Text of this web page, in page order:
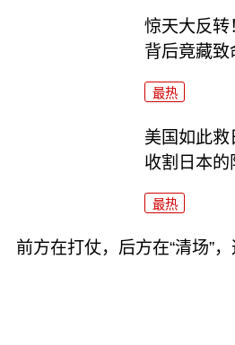
惊天大反转
背后竟藏致
最热
美国如此救
收割日本的
最热
前方在打仗，后方在“清场”，